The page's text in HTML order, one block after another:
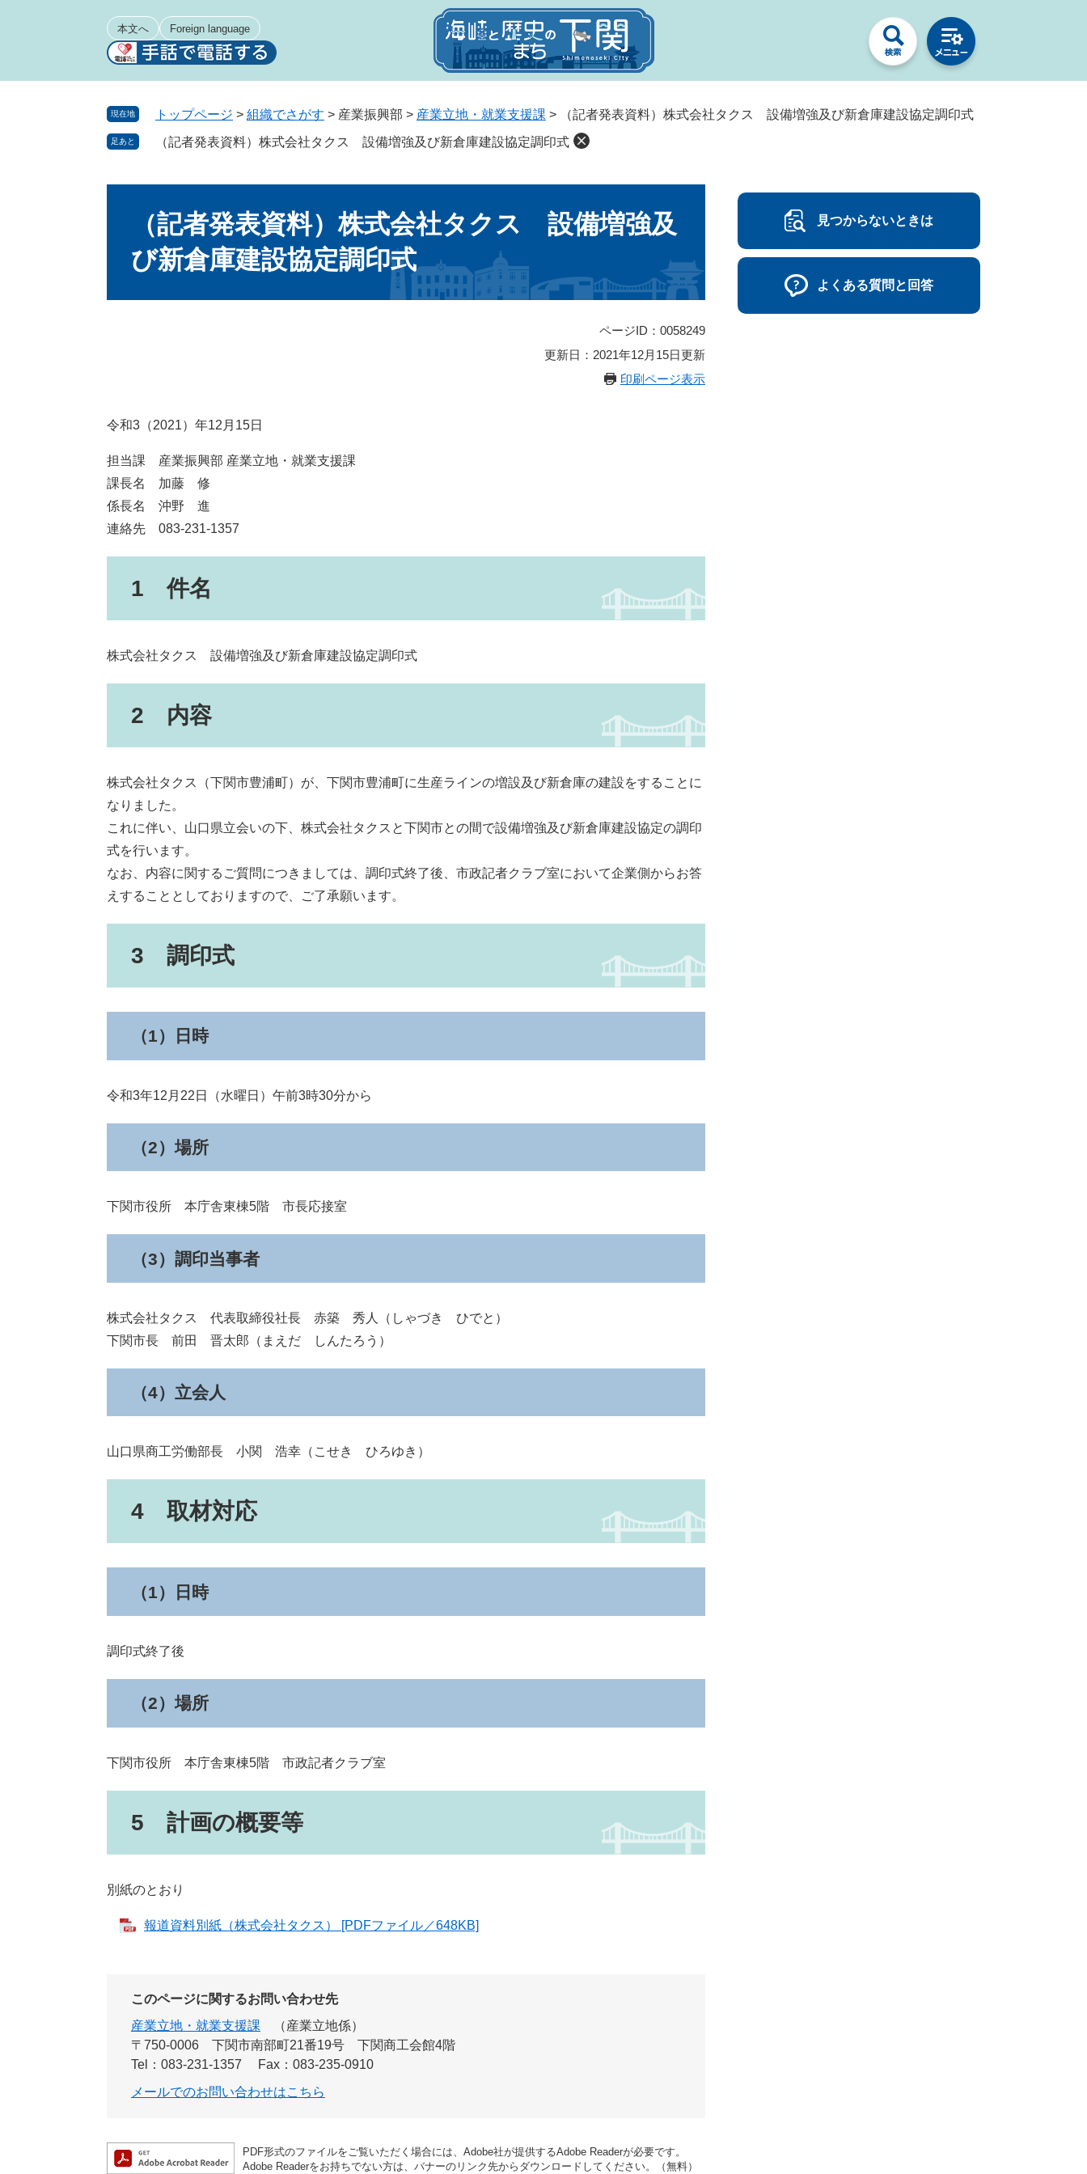
本文へ Foreign language
現在地 トップページ > 組織でさがす > 産業振興部 > 産業立地・就業支援課 > （記者発表資料）株式会社タクス 設備増強及び新倉庫建設協定調印式
足あと （記者発表資料）株式会社タクス 設備増強及び新倉庫建設協定調印式
（記者発表資料）株式会社タクス 設備増強及
び新倉庫建設協定調印式
ページID：0058249
更新日：2021年12月15日更新
印刷ページ表示
令和3（2021）年12月15日
担当課 産業振興部 産業立地・就業支援課
課長名 加藤 修
係長名 沖野 進
連絡先 083-231-1357
1 件名
株式会社タクス 設備増強及び新倉庫建設協定調印式
2 内容
株式会社タクス（下関市豊浦町）が、下関市豊浦町に生産ラインの増設及び新倉庫の建設をすることに
なりました。
これに伴い、山口県立会いの下、株式会社タクスと下関市との間で設備増強及び新倉庫建設協定の調印
式を行います。
なお、内容に関するご質問につきましては、調印式終了後、市政記者クラブ室において企業側からお答
えすることとしておりますので、ご了承願います。
3 調印式
（1）日時
令和3年12月22日（水曜日）午前3時30分から
（2）場所
下関市役所 本庁舎東棟5階 市長応接室
（3）調印当事者
株式会社タクス 代表取締役社長 赤築 秀人（しゃづき ひでと）
下関市長 前田 晋太郎（まえだ しんたろう）
（4）立会人
山口県商工労働部長 小関 浩幸（こせき ひろゆき）
4 取材対応
（1）日時
調印式終了後
（2）場所
下関市役所 本庁舎東棟5階 市政記者クラブ室
5 計画の概要等
別紙のとおり
報道資料別紙（株式会社タクス） [PDFファイル／648KB]
このページに関するお問い合わせ先
産業立地・就業支援課
産業立地係
〒750-0006
下関市南部町21番19号 下関商工会館4階
Tel：083-231-1357
Fax：083-235-0910
メールでのお問い合わせはこちら
PDF形式のファイルをご覧いただく場合には、Adobe社が提供するAdobe Readerが必要です。
Adobe Readerをお持ちでない方は、バナーのリンク先からダウンロードしてください。（無料）
見つからないときは
よくある質問と回答